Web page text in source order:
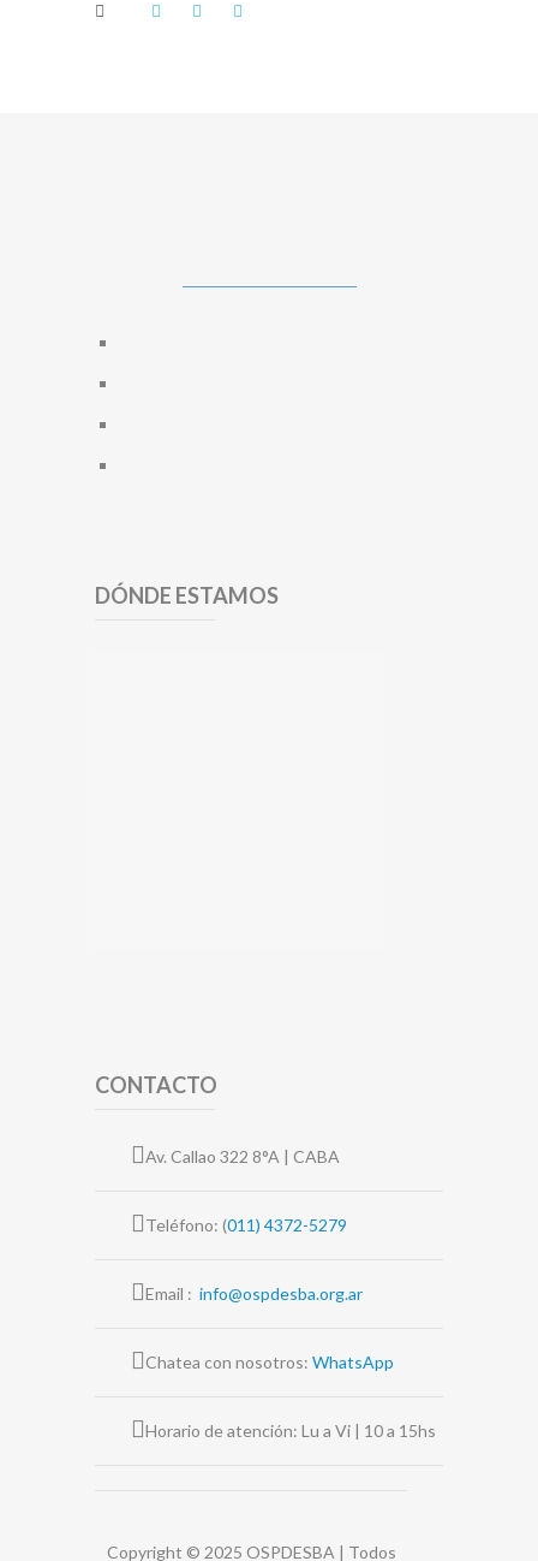
DÓNDE ESTAMOS
CONTACTO
Av. Callao 322 8°A | CABA
Teléfono: (011) 4372-5279
Email : info@ospdesba.org.ar
Chatea con nosotros: WhatsApp
Horario de atención: Lu a Vi | 10 a 15hs
Copyright © 2025 OSPDESBA | Todos